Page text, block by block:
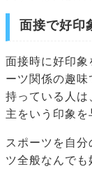
面接で好印
面接時に好印象
ーツ関係の趣
持っている人は
主をいう印象を
スポーツを自
ツ全般なんで